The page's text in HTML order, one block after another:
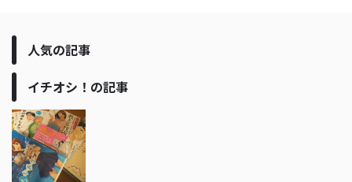
人気の記事
イチオシ！の記事